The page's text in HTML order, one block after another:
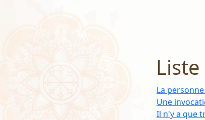
La
Une
Il n'y a que